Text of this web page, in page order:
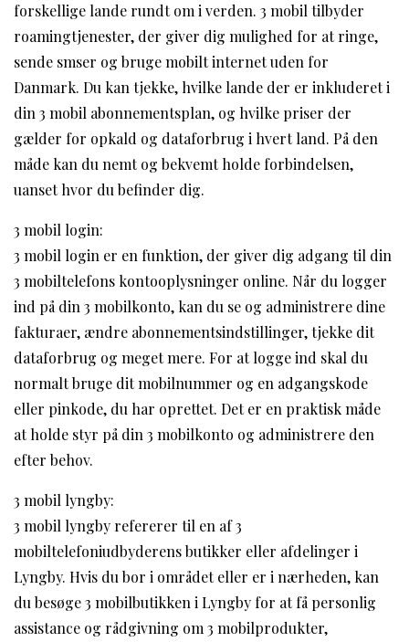
forskellige lande rundt om i verden. 3 mobil tilbyder
roamingtjenester, der giver dig mulighed for at ringe,
sende smser og bruge mobilt internet uden for
Danmark. Du kan tjekke, hvilke lande der er inkluderet i
din 3 mobil abonnementsplan, og hvilke priser der
gælder for opkald og dataforbrug i hvert land. På den
måde kan du nemt og bekvemt holde forbindelsen,
uanset hvor du befinder dig.
3 mobil login:
3 mobil login er en funktion, der giver dig adgang til din
3 mobiltelefons kontooplysninger online. Når du logger
ind på din 3 mobilkonto, kan du se og administrere dine
fakturaer, ændre abonnementsindstillinger, tjekke dit
dataforbrug og meget mere. For at logge ind skal du
normalt bruge dit mobilnummer og en adgangskode
eller pinkode, du har oprettet. Det er en praktisk måde
at holde styr på din 3 mobilkonto og administrere den
efter behov.
3 mobil lyngby:
3 mobil lyngby refererer til en af 3
mobiltelefoniudbyderens butikker eller afdelinger i
Lyngby. Hvis du bor i området eller er i nærheden, kan
du besøge 3 mobilbutikken i Lyngby for at få personlig
assistance og rådgivning om 3 mobilprodukter,